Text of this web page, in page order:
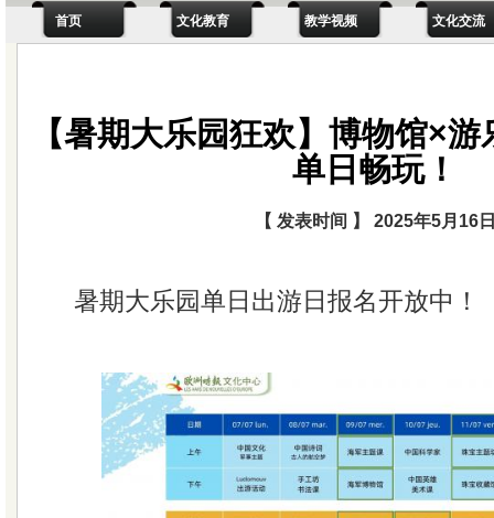
首页 文化教育 教学视频 文化交流
【暑期大乐园狂欢】博物馆×
单日畅玩！
【 发表时间 】 2025年5月16
暑期大乐园单日出游日报名开放中！